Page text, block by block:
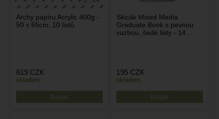
Archy papíru Acrylic 400g -
50 x 65cm, 10 listů
skladem
619 CZK
Skicák Mixed Media
Graduate Book s pevnou
vazbou, šedé listy - 14 ...
skladem
195 CZK